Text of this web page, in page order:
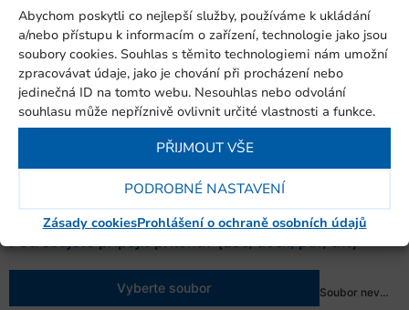
Abychom poskytli co nejlepší služby, používáme k ukládání
a/nebo přístupu k informacím o zařízení, technologie jako jsou
soubory cookies. Souhlas s těmito technologiemi nám umožní
zpracovávat údaje, jako je chování při procházení nebo
jedinečná ID na tomto webu. Nesouhlas nebo odvolání
souhlasu může nepříznivě ovlivnit určité vlastnosti a funkce.
PŘIJMOUT VŠE
PODROBNÉ NASTAVENÍ
Zásady cookiesProhlášení o ochraně osobních údajů
E-mail*
Telefon*
Zpráva
Potřebujete připojit přílohu? (doc, docx, pdf, txt)
Vyberte soubor Soubor nevybrán